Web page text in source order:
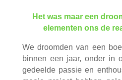
Het was maar een
elementen ons de
We droomden van een
binnen een jaar, onder in
gedeelde passie en